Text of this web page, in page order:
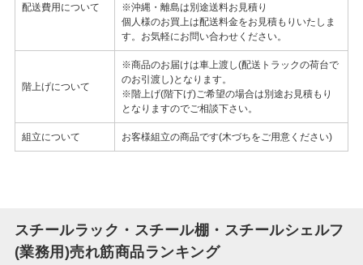
配送費用について
※沖縄・離島は別途送料お見積り
個人様のお買上は配送料金をお見積もりいたしま
す。お気軽にお問い合わせください。
階上げについて
※商品のお届けは車上渡し(配送トラックの荷台で
のお引渡し)となります。
※階上げ(階下げ)ご希望の場合は別途お見積もり
となりますのでご相談下さい。
組立について お客様組立の商品です(木づちをご用意ください)
スチールラック・スチール棚・スチールシェルフ
(業務用)売れ筋商品ランキング